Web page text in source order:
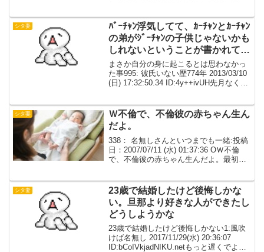
気相手は年下の若い子だった...
シタ妻
ﾊﾞｰﾁｬﾝ浮気してて、ｶｰﾁｬﾝとｶｰﾁｬﾝ
の弟がｼﾞｰﾁｬﾝの子供じゃないかも
しれないということが書かれてい
た
まさか自分の身に起こるとは思わなかっ
た事995: 彼氏いない歴774年 2013/03/10
(日) 17:32:50.34 ID:4y++ivUH先月なくな
シタ妻
Ｗ不倫で、不倫彼の赤ちゃん生ん
だよ。
338： 名無しさんといつまでも一緒:投稿
日：2007/07/11 (水) 01:37:36 OＷ不倫
で、不倫彼の赤ちゃん生んだよ。最初は
「生んで欲しい」って言ってくれた...
シタ妻
23歳で結婚したけど後悔しかな
い。旦那より好きな人ができたし
どうしようかな
23歳で結婚したけど後悔しかない1:風吹
けば名無し 2017/11/29(水) 20:36:07
ID:bCoIVkjadNIKU.netもっと遅くでよか